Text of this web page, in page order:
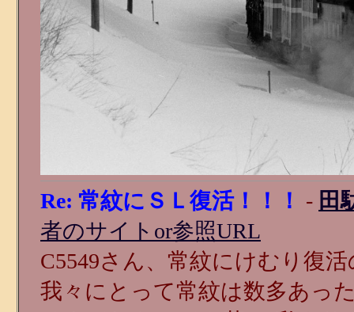
Re: 常紋にＳＬ復活！！！ - 田
者のサイトor参照URL
C5549さん、常紋にけむり復
我々にとって常紋は数多あっ